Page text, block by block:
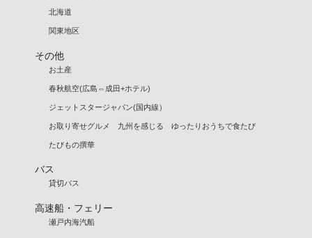
北海道
関東地区
その他
お土産
春秋航空(広島⇔成田+ホテル)
ジェットスタージャパン(国内線）
お取り寄せグルメ 九州を感じる ゆったりおうちで食たび
たびもの撰華
バス
貸切バス
高速船・フェリー
瀬戸内海汽船